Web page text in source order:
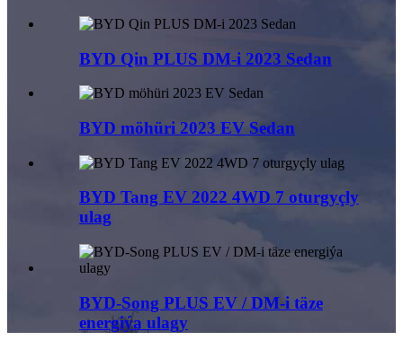
BYD Qin PLUS DM-i 2023 Sedan
BYD möhüri 2023 EV Sedan
BYD Tang EV 2022 4WD 7 oturgyçly
ulag
BYD-Song PLUS EV / DM-i täze
energiýa ulagy